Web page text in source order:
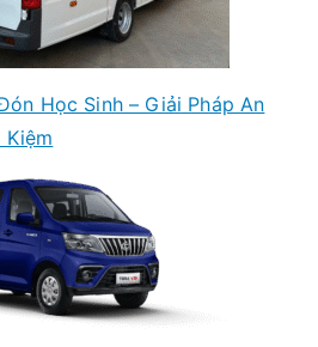
Học Sinh – Giải Pháp An
Kiệm